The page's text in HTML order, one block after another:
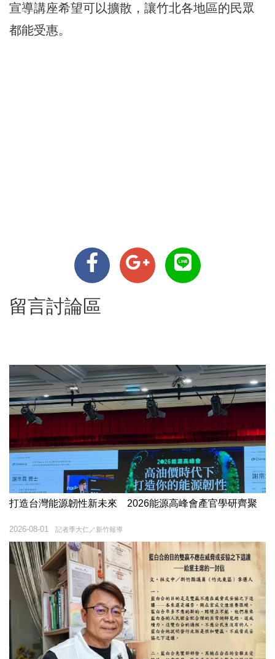
宣導講座希望可以擴散，讓竹北各地區的民眾
都能受惠。
留言討論區
打造台灣能源韌性新未來 2026能源高峰會產官學研齊聚
記者季大仁／新竹報導
2026-08-01